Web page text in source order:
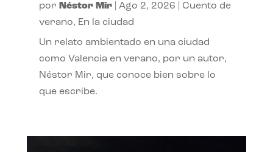
por Néstor Mir| Ago 2, 2026
Cuento de
verano, En la ciudad
Un relato ambientado en una ciudad
como Valencia en verano, por un autor,
Néstor Mir, que conoce bien sobre lo
que escribe.